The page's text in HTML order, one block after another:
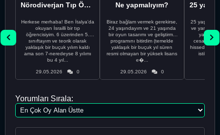
Nörodiverjan Tıp Öğrencisi Yeni Bir Yol Arıyor
Herkese merhaba! Ben İtalya'da
okuyan İsrailli bir tıp
öğrencisiyim. 6 üzerinden 5.
sınıftayım ve teorik olarak
yaklaşık bir buçuk yılım kaldı
ama son 7-neredeyse 8 yılımı
bu 4 yıl...
29.05.2026 0
Ne yapmalıyım?
Biraz bağlam vermek gerekirse,
24 yaşındayım ve 21 yaşında
bir oyun tasarımı ve geliştirme
programını bitirdim (temelde
yaklaşık bir buçuk yıl süren
resmi olmayan bir yüksek lisans
e�...
29.05.2026 0
25
ve yanlış
cesaretimin
Yorumları Sırala: